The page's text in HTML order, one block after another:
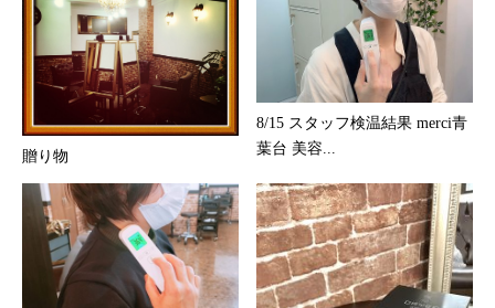
贈り物
8/15 スタッフ検温結果 merci青
葉台 美容...